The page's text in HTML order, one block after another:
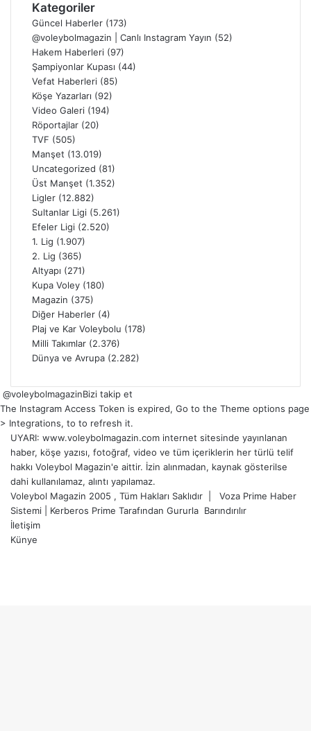
Kategoriler
Güncel Haberler (173)
@voleybolmagazin | Canlı Instagram Yayın (52)
Hakem Haberleri (97)
Şampiyonlar Kupası (44)
Vefat Haberleri (85)
Köşe Yazarları (92)
Video Galeri (194)
Röportajlar (20)
TVF (505)
Manşet (13.019)
Uncategorized (81)
Üst Manşet (1.352)
Ligler (12.882)
Sultanlar Ligi (5.261)
Efeler Ligi (2.520)
1. Lig (1.907)
2. Lig (365)
Altyapı (271)
Kupa Voley (180)
Magazin (375)
Diğer Haberler (4)
Plaj ve Kar Voleybolu (178)
Milli Takımlar (2.376)
Dünya ve Avrupa (2.282)
@voleybolmagazinBizi takip et
The Instagram Access Token is expired, Go to the Theme options page
> Integrations, to to refresh it.
UYARI: www.voleybolmagazin.com internet sitesinde yayınlanan
haber, köşe yazısı, fotoğraf, video ve tüm içeriklerin her türlü telif
hakkı Voleybol Magazin'e aittir. İzin alınmadan, kaynak gösterilse
dahi kullanılamaz, alıntı yapılamaz.
Voleybol Magazin 2005 , Tüm Hakları Saklıdır | Voza Prime Haber
Sistemi
Kerberos Prime Tarafından Gururla Barındırılır
İletişim
Künye